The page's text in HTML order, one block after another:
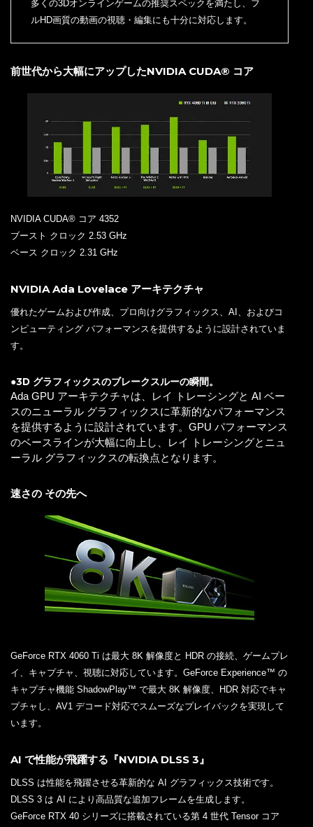
多くの3Dオンラインゲームの推奨スペックを満たし、フ
ルHD画質の動画の視聴・編集にも十分に対応します。
前世代から大幅にアップしたNVIDIA CUDA® コア
NVIDIA CUDA® コア 4352
ブースト クロック 2.53 GHz
ベース クロック 2.31 GHz
NVIDIA Ada Lovelace アーキテクチャ
優れたゲームおよび作成、プロ向けグラフィックス、AI、およびコ
ンピューティング パフォーマンスを提供するように設計されていま
す。
●3D グラフィックスのブレークスルーの瞬間。
Ada GPU アーキテクチャは、レイ トレーシングと AI ベー
スのニューラル グラフィックスに革新的なパフォーマンス
を提供するように設計されています。GPU パフォーマンス
のベースラインが大幅に向上し、レイ トレーシングとニュ
ーラル グラフィックスの転換点となります。
速さの その先へ
GeForce RTX 4060 Ti は最大 8K 解像度と HDR の接続、ゲームプレ
イ、キャプチャ、視聴に対応しています。GeForce Experience™ の
キャプチャ機能 ShadowPlay™ で最大 8K 解像度、HDR 対応でキャ
プチャし、AV1 デコード対応でスムーズなプレイバックを実現して
います。
AI で性能が飛躍する『NVIDIA DLSS 3』
DLSS は性能を飛躍させる革新的な AI グラフィックス技術です。
DLSS 3 は AI により高品質な追加フレームを生成します。
GeForce RTX 40 シリーズに搭載されている第 4 世代 Tensor コア